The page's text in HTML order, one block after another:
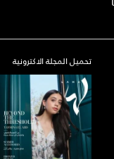
تحميل المجلة الاكترونية